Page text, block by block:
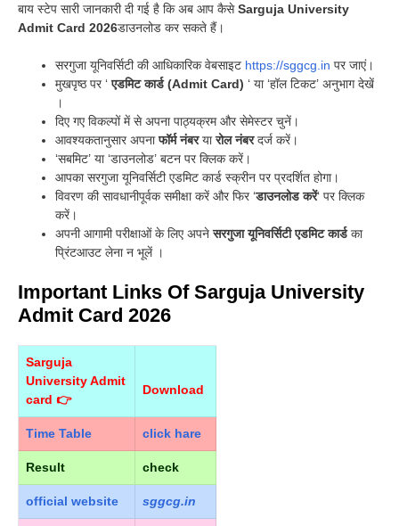
बाय स्टेप सारी जानकारी दी गई है कि अब आप कैसेSarguja University
Admit Card 2026डाउनलोड कर सकते हैं।
सरगुजा यूनिवर्सिटी की आधिकारिक वेबसाइट https://sggcg.in पर जाएं।
मुखपृष्ठ पर ‘एडमिट कार्ड (Admit Card) ‘ या ‘हॉल टिकट’ अनुभाग देखें
।
दिए गए विकल्पों में से अपना पाठ्यक्रम और सेमेस्टर चुनें।
आवश्यकतानुसार अपनाफॉर्म नंबरयारोल नंबरदर्ज करें।
‘सबमिट’ या ‘डाउनलोड’ बटन पर क्लिक करें।
आपका सरगुजा यूनिवर्सिटी एडमिट कार्ड स्क्रीन पर प्रदर्शित होगा।
विवरण की सावधानीपूर्वक समीक्षा करें और फिर ‘डाउनलोड करें‘ पर क्लिक
करें।
अपनी आगामी परीक्षाओं के लिए अपनेसरगुजा यूनिवर्सिटी एडमिट कार्डका
प्रिंटआउट लेना न भूलें ।
Important Links Of Sarguja University
Admit Card 2026
Sarguja
University Admit
card 👉
Download
Time Table click hare
Result check
official website sggcg.in